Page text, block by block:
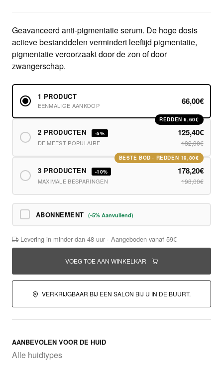
Geavanceerd anti-pigmentatie serum. De hoge dosis
actieve bestanddelen vermindert leeftijd pigmentatie,
pigmentatie veroorzaakt door de zon of door
zwangerschap.
1 PRODUCT
EENMALIGE AANKOOP 66,00€
REDDEN 6,60€
2 PRODUCTEN -5%
DE MEEST POPULAIRE
125,40€
132,00€
BESTE BOD · REDDEN 19,80€
3 PRODUCTEN -10%
MAXIMALE BESPARINGEN
178,20€
198,00€
ABONNEMENT (-5% Aanvullend)
Levering in minder dan 48 uur · Aangeboden vanaf 59€
VOEG TOE AAN WINKELKAR
VERKRIJGBAAR BIJ EEN SALON BIJ U IN DE BUURT.
AANBEVOLEN VOOR DE HUID
Alle huidtypes